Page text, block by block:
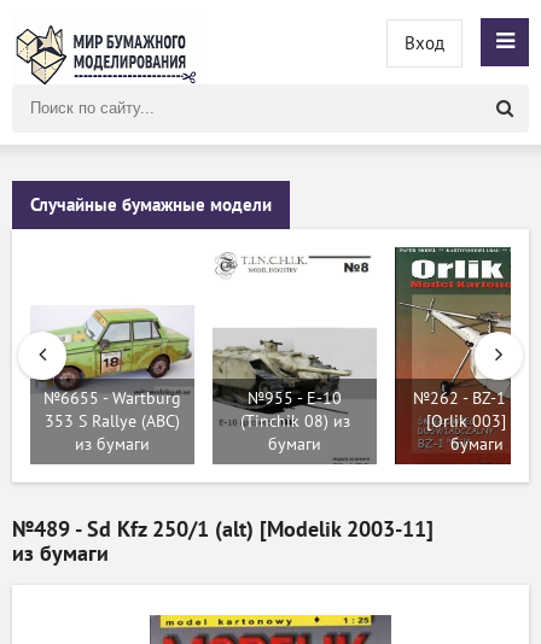
сайту
Вход
Случайные бумажные модели
№6655 - Wartburg
353 S Rallye (ABC)
из бумаги
№955 - E-10
(Tinchik 08) из
бумаги
№262 - BZ-1 "Gil"
[Orlik 003] из
бумаги
№489 - Sd Kfz 250/1 (alt) [Modelik 2003-11]
из бумаги